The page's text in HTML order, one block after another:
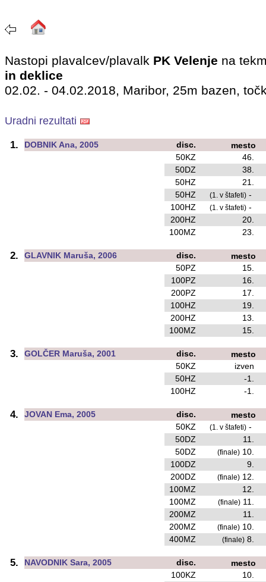
Nastopi plavalcev/plavalk PK Velenje na
in deklice
02.02. - 04.02.2018, Maribor, 25m bazen,
Uradni rezultati
1.
DOBNIK Ana, 2005 disc.
mesto
50KZ
46.
50DZ
38.
50HZ
21.
50HZ
(1. v štafeti) -
100HZ
(1. v štafeti) -
200HZ
20.
100MZ
23.
2. GLAVNIK Maruša, 2006 disc.
mesto
50PZ
15.
100PZ
16.
200PZ
17.
100HZ
19.
200HZ
13.
100MZ
15.
3. GOLČER Maruša, 2001 disc.
mesto
50KZ
izven
50HZ
-1.
100HZ
-1.
4. JOVAN Ema, 2005 disc.
mesto
50KZ
(1. v štafeti) -
50DZ
11.
50DZ
(finale) 10.
100DZ
9.
200DZ
(finale) 12.
100MZ
12.
100MZ
(finale) 11.
200MZ
11.
200MZ
(finale) 10.
400MZ
(finale) 8.
5. NAVODNIK Sara, 2005 disc.
mesto
100KZ
10.